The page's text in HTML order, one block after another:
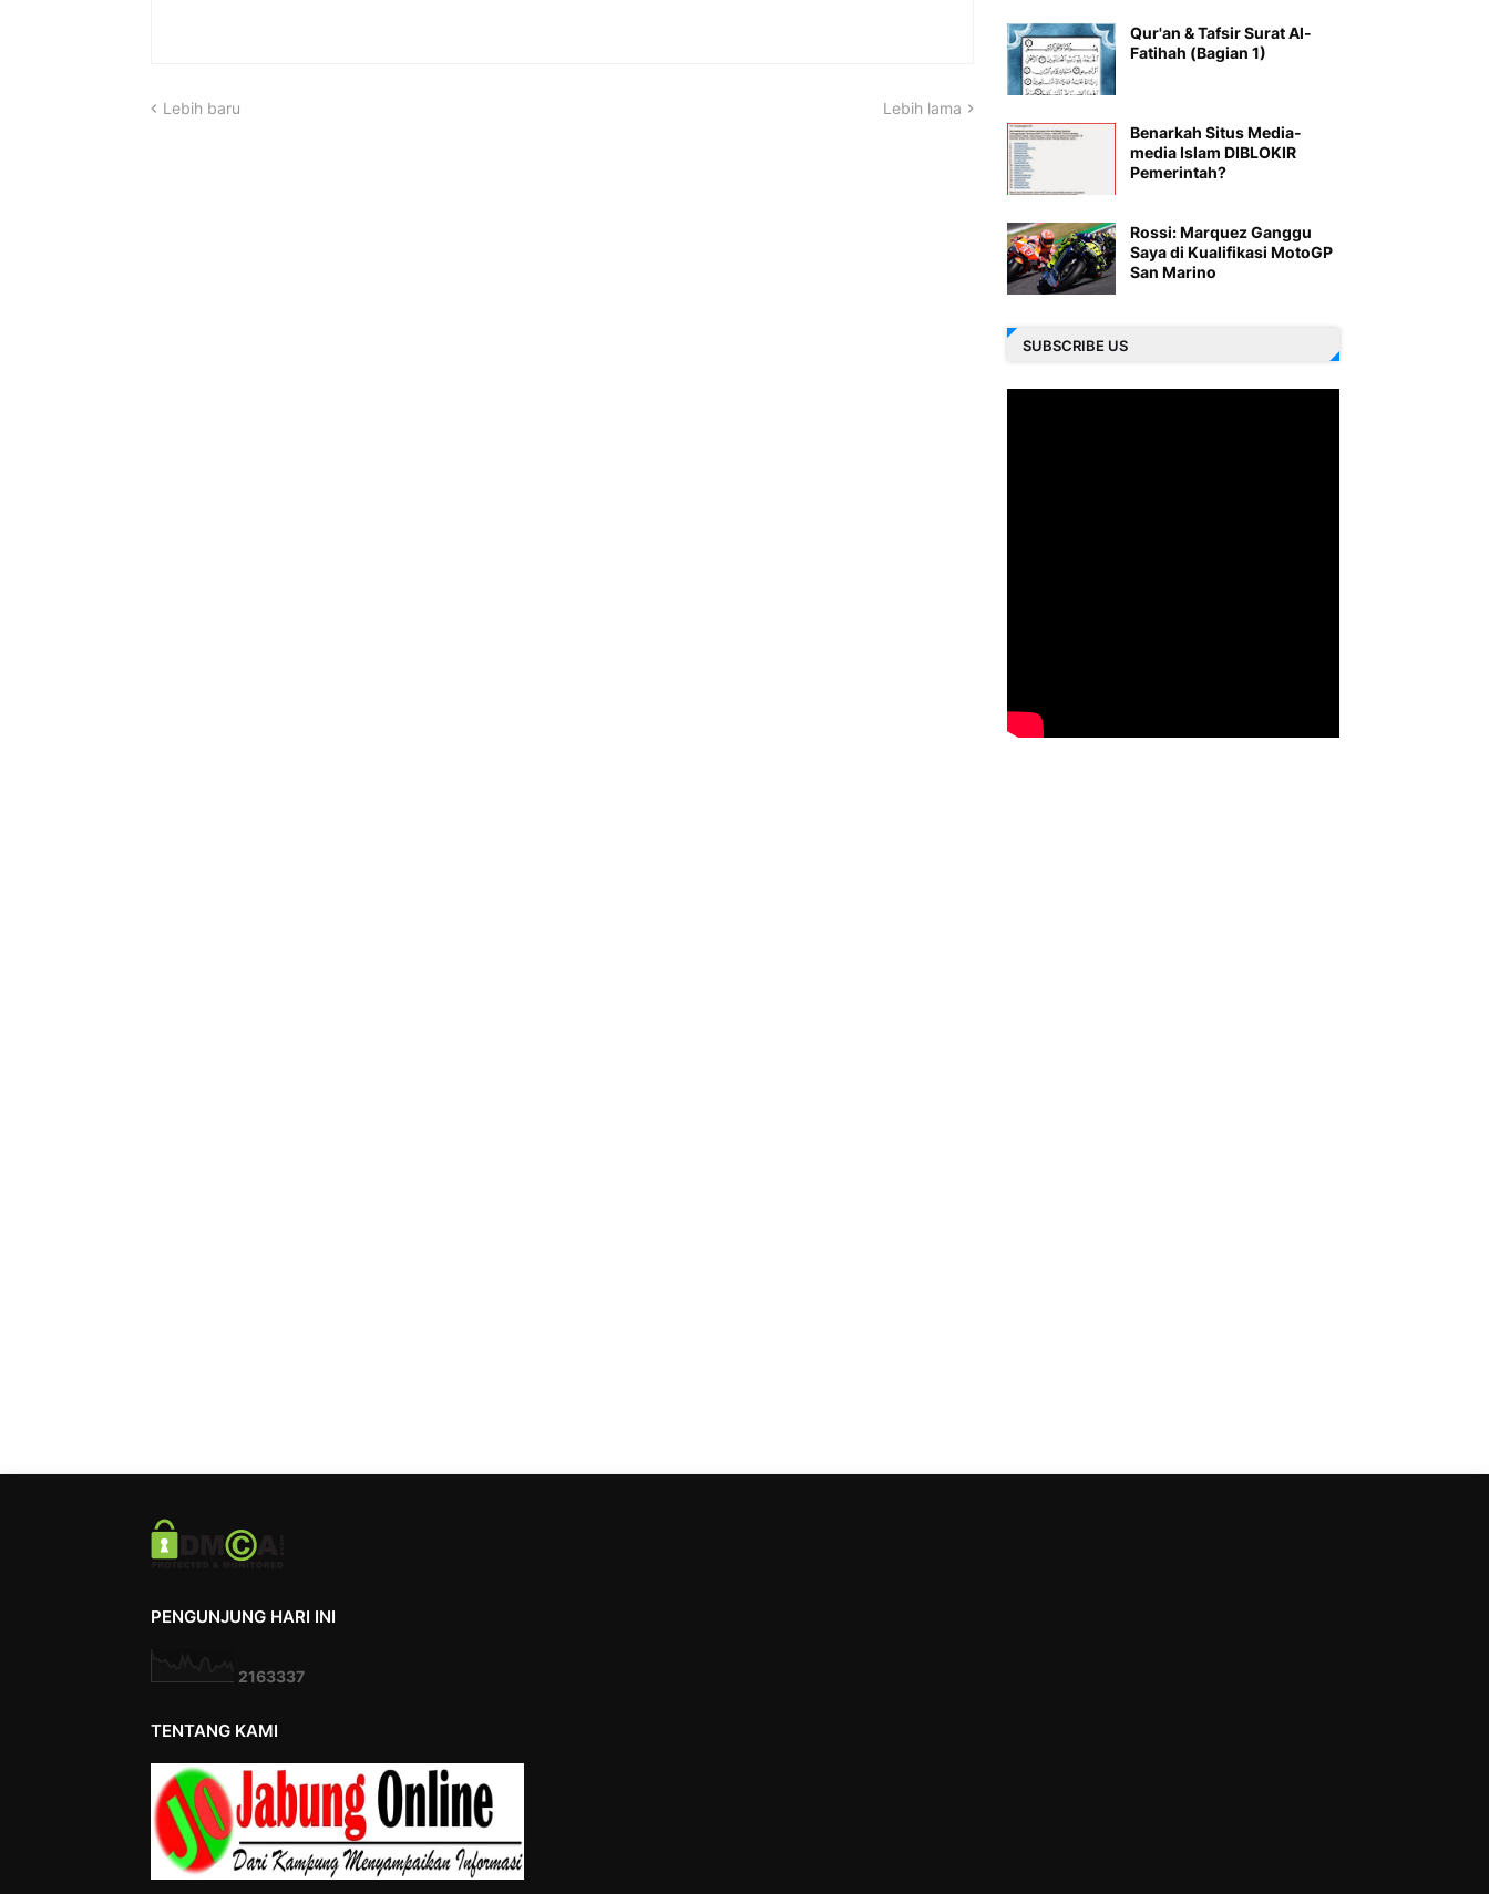
Lebih baru Lebih lama
Qur'an & Tafsir Surat Al-
Fatihah (Bagian 1)
Benarkah Situs Media-
media Islam DIBLOKIR
Pemerintah?
Rossi: Marquez Ganggu
Saya di Kualifikasi MotoGP
San Marino
SUBSCRIBE US
PENGUNJUNG HARI INI
2163337
TENTANG KAMI